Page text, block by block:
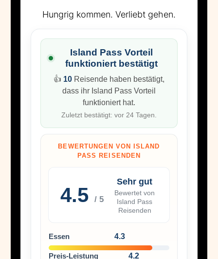
Hungrig kommen. Verliebt gehen.
Island Pass Vorteil
funktioniert bestätigt
👍 10 Reisende haben bestätigt,
dass ihr Island Pass Vorteil
funktioniert hat.
Zuletzt bestätigt: vor 24 Tagen.
BEWERTUNGEN VON ISLAND
PASS REISENDEN
4.5 / 5
Sehr gut
Bewertet von
Island Pass
Reisenden
Essen 4.3
Preis-Leistung 4.2